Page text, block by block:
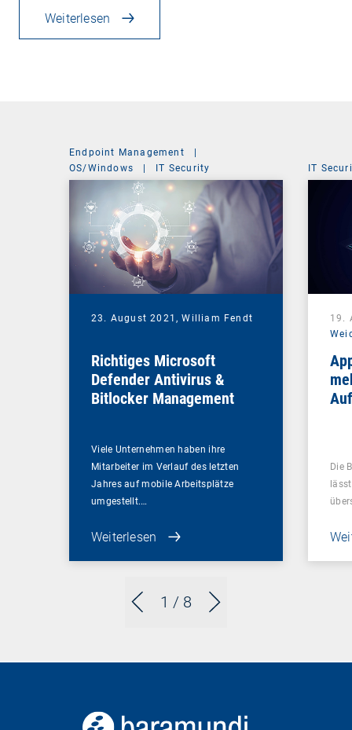
Weiterlesen
1 / 8
Endpoint Management
|
OS/Windows
| IT Security
23. August 2021,William Fendt
Richtiges Microsoft
Defender Antivirus &
Bitlocker Management
Viele Unternehmen haben ihre
Mitarbeiter im Verlauf des letzten
Jahres auf mobile Arbeitsplätze
umgestellt.…
Weiterlesen
IT
19.
Die